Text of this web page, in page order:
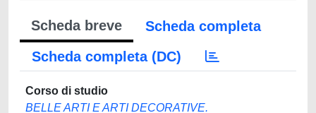
Scheda breve
Scheda completa
Scheda completa (DC)
Corso di studio
BELLE ARTI E ARTI DECORATIVE.